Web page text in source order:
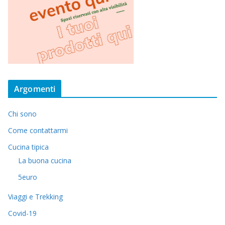
Argomenti
Chi sono
Come contattarmi
Cucina tipica
La buona cucina
5euro
Viaggi e Trekking
Covid-19